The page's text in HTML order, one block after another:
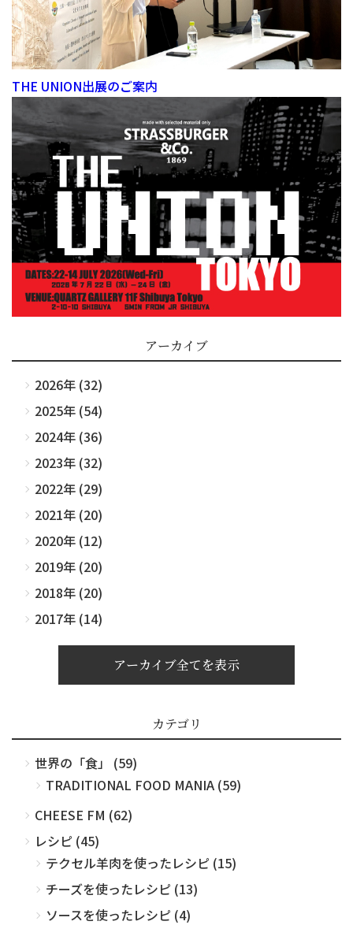
THE UNION出展のご案内
アーカイブ
2026年 (32)
2025年 (54)
2024年 (36)
2023年 (32)
2022年 (29)
2021年 (20)
2020年 (12)
2019年 (20)
2018年 (20)
2017年 (14)
アーカイブ全てを表示
カテゴリ
世界の「食」 (59)
TRADITIONAL FOOD MANIA (59)
CHEESE FM (62)
レシピ (45)
テクセル羊肉を使ったレシピ (15)
チーズを使ったレシピ (13)
ソースを使ったレシピ (4)